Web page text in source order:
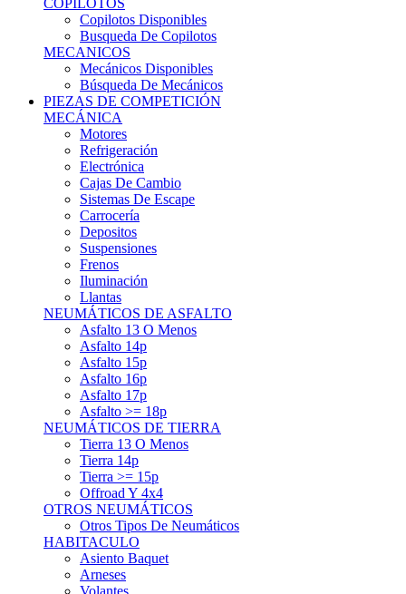
Busqueda De Copilotos
MECANICOS
Mecánicos Disponibles
Búsqueda De Mecánicos
PIEZAS DE COMPETICIÓN
MECÁNICA
Motores
Refrigeración
Electrónica
Cajas De Cambio
Sistemas De Escape
Carrocería
Depositos
Suspensiones
Frenos
Iluminación
Llantas
NEUMÁTICOS DE ASFALTO
Asfalto 13 O Menos
Asfalto 14p
Asfalto 15p
Asfalto 16p
Asfalto 17p
Asfalto >= 18p
NEUMÁTICOS DE TIERRA
Tierra 13 O Menos
Tierra 14p
Tierra >= 15p
Offroad Y 4x4
OTROS NEUMÁTICOS
Otros Tipos De Neumáticos
HABITACULO
Asiento Baquet
Arneses
Volantes
Pedales